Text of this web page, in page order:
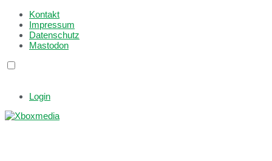
Kontakt
Impressum
Datenschutz
Mastodon
Login